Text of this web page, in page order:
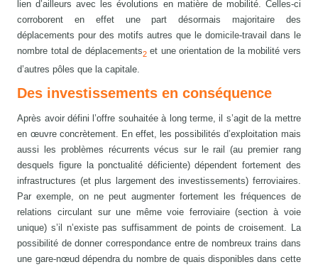
lien d’ailleurs avec les évolutions en matière de mobilité. Celles-ci
corroborent en effet une part désormais majoritaire des
déplacements pour des motifs autres que le domicile-travail dans le
nombre total de déplacements2et une orientation de la mobilité vers
d’autres pôles que la capitale.
Des investissements en conséquence
Après avoir défini l’offre souhaitée à long terme, il s’agit de la mettre
en œuvre concrètement. En effet, les possibilités d’exploitation mais
aussi les problèmes récurrents vécus sur le rail (au premier rang
desquels figure la ponctualité déficiente) dépendent fortement des
infrastructures (et plus largement des investissements) ferroviaires.
Par exemple, on ne peut augmenter fortement les fréquences de
relations circulant sur une même voie ferroviaire (section à voie
unique) s’il n’existe pas suffisamment de points de croisement. La
possibilité de donner correspondance entre de nombreux trains dans
une gare-nœud dépendra du nombre de quais disponibles dans cette